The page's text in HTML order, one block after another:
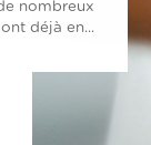
nombreux
déjà en...